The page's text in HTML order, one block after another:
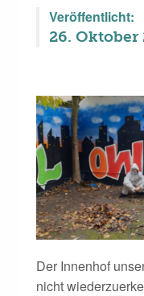
Veröffentlicht:
26. Oktober
Der Innenhof
nicht